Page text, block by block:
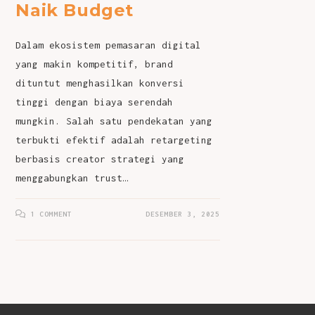
Naik Budget
Dalam ekosistem pemasaran digital
yang makin kompetitif, brand
dituntut menghasilkan konversi
tinggi dengan biaya serendah
mungkin. Salah satu pendekatan yang
terbukti efektif adalah retargeting
berbasis creator strategi yang
menggabungkan trust…
1 COMMENT DESEMBER 3, 2025